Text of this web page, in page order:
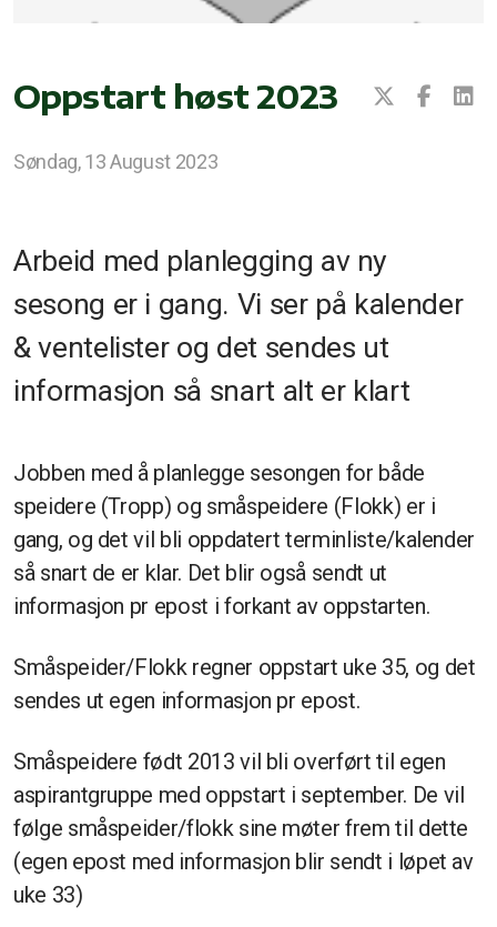
Oppstart høst 2023
Søndag, 13 August 2023
Arbeid med planlegging av ny
sesong er i gang. Vi ser på kalender
& ventelister og det sendes ut
informasjon så snart alt er klart
Jobben med å planlegge sesongen for både
speidere (Tropp) og småspeidere (Flokk) er i
gang, og det vil bli oppdatert terminliste/kalender
så snart de er klar. Det blir også sendt ut
informasjon pr epost i forkant av oppstarten.
Småspeider/Flokk regner oppstart uke 35, og det
sendes ut egen informasjon pr epost.
Småspeidere født 2013 vil bli overført til egen
aspirantgruppe med oppstart i september. De vil
følge småspeider/flokk sine møter frem til dette
(egen epost med informasjon blir sendt i løpet av
uke 33)